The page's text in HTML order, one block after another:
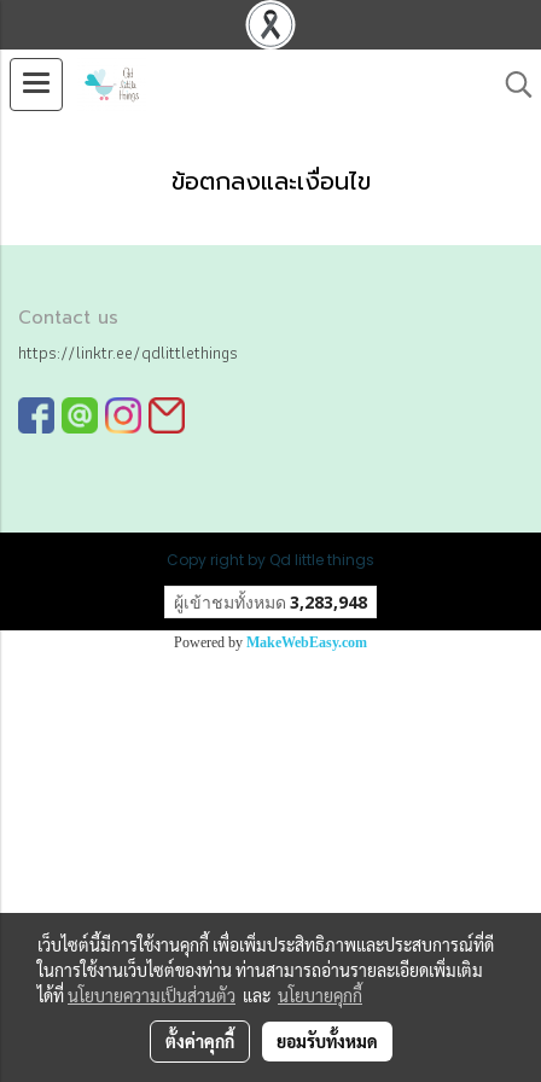
ข้อตกลงและเงื่อนไข
Contact us
https://linktr.ee/qdlittlethings
Copy right by Qd little things
ผู้เข้าชมทั้งหมด 3,283,948
Powered by MakeWebEasy.com
เว็บไซต์นี้มีการใช้งานคุกกี้ เพื่อเพิ่มประสิทธิภาพและประสบการณ์ที่ดี
ในการใช้งานเว็บไซต์ของท่าน ท่านสามารถอ่านรายละเอียดเพิ่มเติม
ได้ที่นโยบายความเป็นส่วนตัว และ นโยบายคุกกี้
ตั้งค่าคุกกี้ ยอมรับทั้งหมด